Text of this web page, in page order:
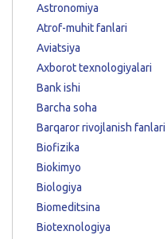
Astronomiya
Atrof-muhit fanlari
Aviatsiya
Axborot texnologiyalari
Bank ishi
Barcha soha
Barqaror rivojlanish fanlari
Biofizika
Biokimyo
Biologiya
Biomeditsina
Biotexnologiya